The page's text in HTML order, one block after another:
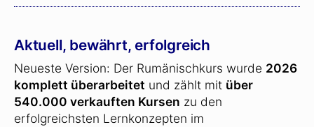
Aktuell, bewährt, erfolgreich
Neueste Version: Der Rumänischkurs wurde 2026
komplett überarbeitet und zählt mit über
540.000 verkauften Kursen zu den
erfolgreichsten Lernkonzepten im